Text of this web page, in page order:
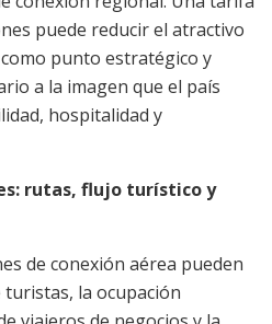
puede reducir el atractivo
punto estratégico y
a la imagen que el país
hospitalidad y
rutas, flujo turístico y
de conexión aérea pueden
la ocupación